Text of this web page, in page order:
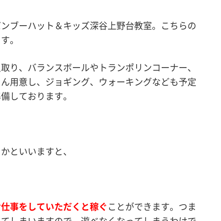
ブーハット＆キッズ深谷上野台教室。こちらの
。
り、バランスボールやトランポリンコーナー、
用意し、ジョギング、ウォーキングなども予定
しております。
といいますと、
事をしていただくと稼ぐことができます。つま